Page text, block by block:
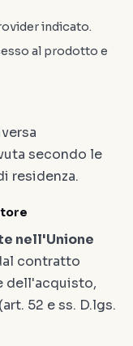
indicato.
al prodotto e
secondo le
residenza.
nell'Unione
contratto
dell'acquisto,
52 e ss. D.lgs.